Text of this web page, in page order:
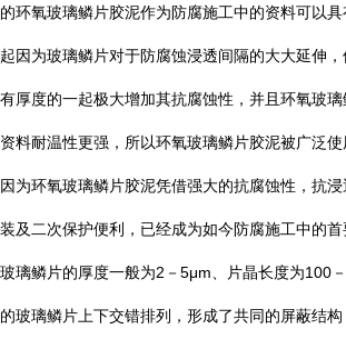
的环氧玻璃鳞片胶泥作为防腐施工中的资料可以
起因为玻璃鳞片对于防腐蚀浸透间隔的大大延伸
有厚度的一起极大增加其抗腐蚀性，并且环氧玻
资料耐温性更强，所以环氧玻璃鳞片胶泥被广泛使
因为环氧玻璃鳞片胶泥凭借强大的抗腐蚀性，抗
装及二次保护便利，已经成为如今防腐施工中的首
玻璃鳞片的厚度一般为2 － 5μm 、片晶长度为100 －
的玻璃鳞片上下交错排列，形成了共同的屏蔽结